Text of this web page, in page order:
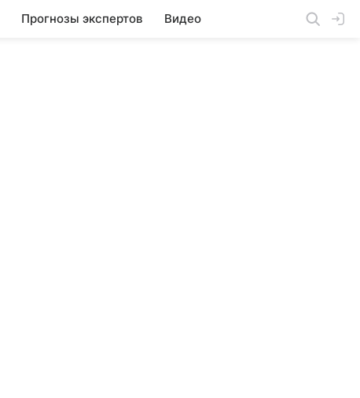
Прогнозы экспертов Видео